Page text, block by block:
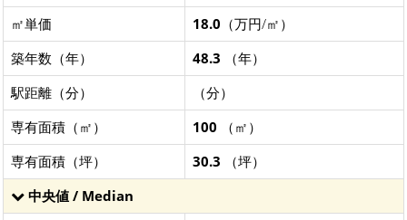
㎡単価
18.0 （万円/㎡）
築年数（年）
48.3 （年）
駅距離（分）
（分）
専有面積（㎡）
100 （㎡）
専有面積（坪）
30.3 （坪）
中央値 / Median